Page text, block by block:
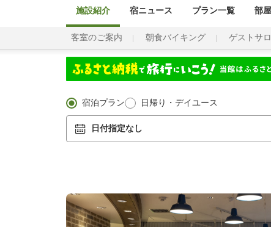
施設紹介 宿ニュース プラン一覧 部
客室のご案内 朝食バイキング ゲストサ
宿泊プラン 日帰り・デイユース
日付指定なし